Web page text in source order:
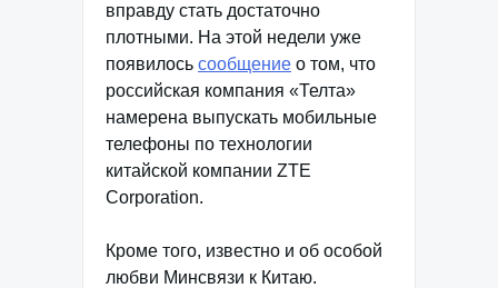
вправду стать достаточно
плотными. На этой недели уже
появилось сообщение о том, что
российская компания «Телта»
намерена выпускать мобильные
телефоны по технологии
китайской компании ZTE
Corporation.
Кроме того, известно и об особой
любви Минсвязи к Китаю.